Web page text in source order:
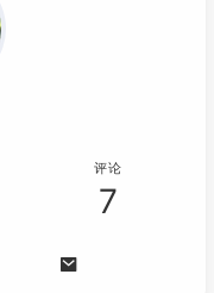
评论
7